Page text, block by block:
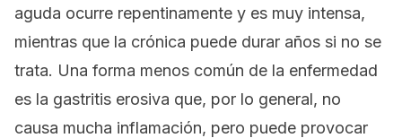
aguda ocurre repentinamente y es muy intensa,
mientras que la crónica puede durar años si no se
trata. Una forma menos común de la enfermedad
es la gastritis erosiva que, por lo general, no
causa mucha inflamación, pero puede provocar